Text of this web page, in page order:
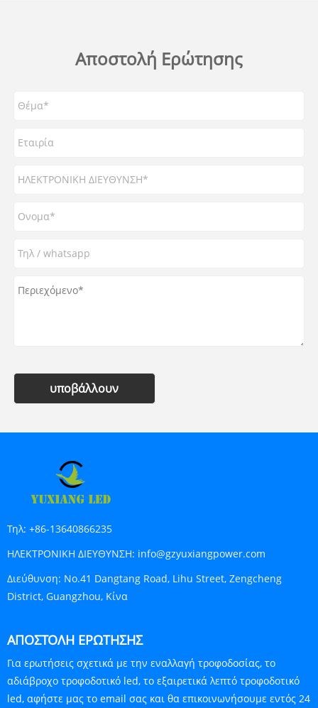
Αποστολή Ερώτησης
υποβάλλουν
Τηλ: +86-13640866235
ΗΛΕΚΤΡΟΝΙΚΗ ΔΙΕΥΘΥΝΣΗ: info@gzyuxiangpower.com
Διεύθυνση: No.41 Dangtang Road, Lihu Street, Zengcheng
District, Guangzhou, Κίνα
ΑΠΟΣΤΟΛΉ ΕΡΏΤΗΣΗΣ
Για ερωτήσεις σχετικά με την εναλλαγή τροφοδοσίας, το
αδιάβροχο τροφοδοτικό led, το εξαιρετικά λεπτό τροφοδοτικό
led, αφήστε μας το email σας και θα επικοινωνήσουμε εντός 24